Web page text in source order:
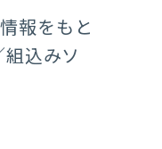
報をもと
込みソ